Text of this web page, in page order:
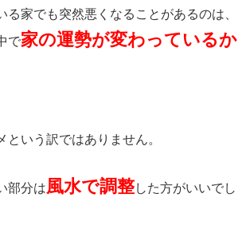
る家でも突然悪くなることがあるのは、
で家の運勢が変わっているか
という訳ではありません。
部分は風水で調整した方がいいでし